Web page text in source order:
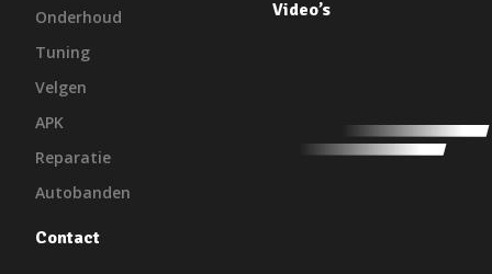
Onderhoud
Tuning
Velgen
APK
Reparatie
Autobanden
Contact
Video’s